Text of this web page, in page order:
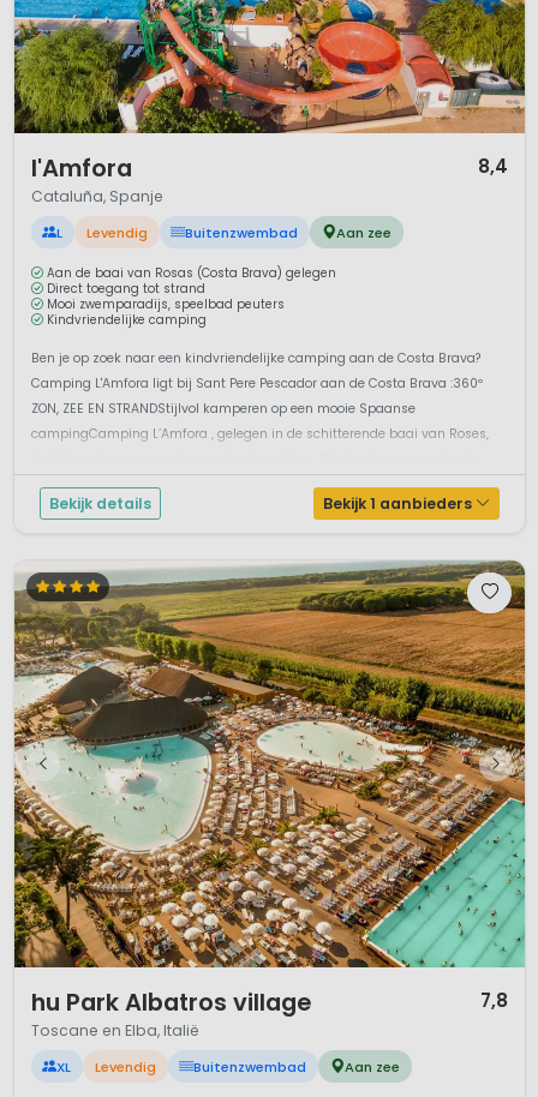
l'Amfora 8,4
Cataluña, Spanje
L Levendig Buitenzwembad Aan zee
Aan de baai van Rosas (Costa Brava) gelegen
Direct toegang tot strand
Mooi zwemparadijs, speelbad peuters
Kindvriendelijke camping
Ben je op zoek naar een kindvriendelijke camping aan de Costa Brava?
Camping L'Amfora ligt bij Sant Pere Pescador aan de Costa Brava :360º
ZON, ZEE EN STRANDStijlvol kamperen op een mooie Spaanse
campingCamping L’Amfora , gelegen in de schitterende baai van Roses,
Catalon...
Bekijk details Bekijk 1 aanbieders
hu Park Albatros village 7,8
Toscane en Elba, Italië
XL Levendig Buitenzwembad Aan zee